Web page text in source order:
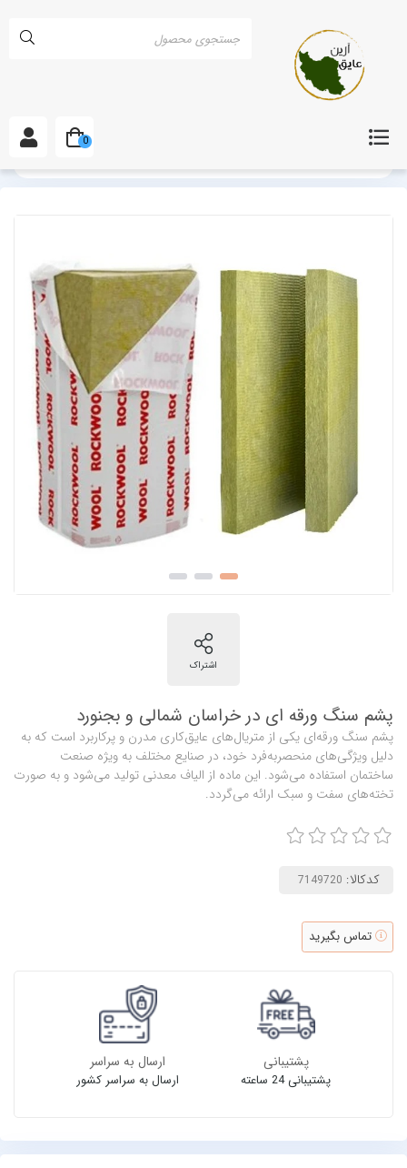
پشم سنگ ورقه ای در خراسان شمالی و بجنورد
پشم سنگ ورقه‌ای یکی از متریال‌های عایق‌کاری مدرن و پرکاربرد است که به
دلیل ویژگی‌های منحصر‌به‌فرد خود، در صنایع مختلف به ویژه صنعت
ساختمان استفاده می‌شود. این ماده از الیاف معدنی تولید می‌شود و به صورت
تخته‌های سفت و سبک ارائه می‌گردد.
کدکالا:
تماس بگیرید
پشتیبانی
پشتیبانی 24 ساعته
ارسال به سراسر
ارسال به سراسر کشور
0